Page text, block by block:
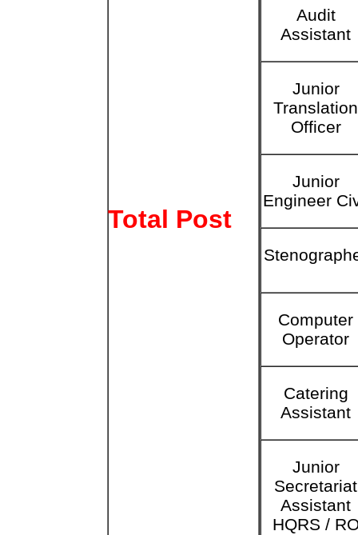
Total Post
Audit
Assistant
Junior
Translation
Officer
Junior
Engineer
Computer
Operator
Catering
Assistant
Junior
Secretariat
Assistant
HQRS /